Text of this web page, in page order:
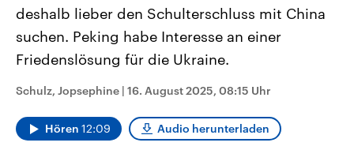
USA
Aktuelle Beiträge, Analysen und
Hintergründe
Wirtschaftlich und militärisch
gehören die Vereinigten Staaten zu
mit großem Einfluss auf das
aktuelle Weltgeschehen.
Nahostkonflikt
Aktuelle Lage und
Der Überfall der
Oktober 2023 auf Israel
Israel möchte die Hamas
Diese wird wie die
Sendungen Programm Podcasts
deshalb lieber den Schulterschluss mit China
suchen. Peking habe Interesse an einer
Friedenslösung für die Ukraine.
Schulz, Jopsephine | 16. August 2025, 08:15 Uhr
Hören 12:09 Audio herunterladen